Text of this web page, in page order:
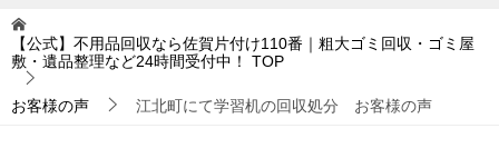
【公式】不用品回収なら佐賀片付け110番｜粗大ゴミ回収・ゴミ屋
敷・遺品整理など24時間受付中！
TOP
お客様の声 江北町にて学習机の回収処分 お客様の声